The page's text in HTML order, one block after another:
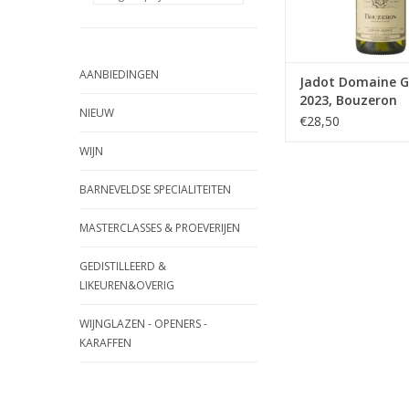
AANBIEDINGEN
NIEUW
WIJN
BARNEVELDSE SPECIALITEITEN
MASTERCLASSES & PROEVERIJEN
GEDISTILLEERD &
LIKEUREN&OVERIG
WIJNGLAZEN - OPENERS -
KARAFFEN
TOEVOEGEN AAN
Jadot Domaine
2023, Bouzeron
€28,50